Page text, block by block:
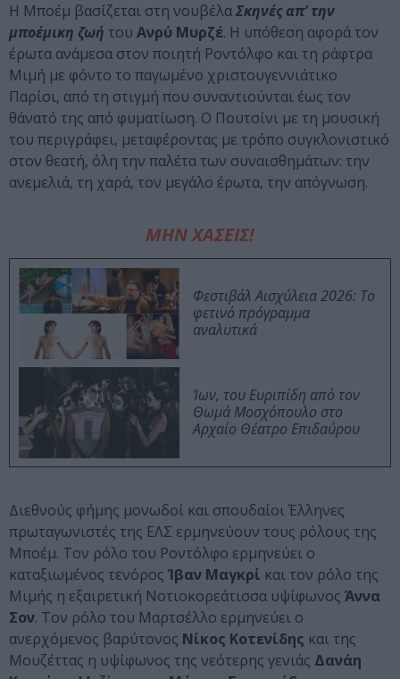
Η Μποέμ βασίζεται στη νουβέλαΣκηνές απ’ την
μποέμικη ζωή του Ανρύ Μυρζέ. Η υπόθεση αφορά τον
έρωτα ανάμεσα στον ποιητή Ροντόλφο και τη ράφτρα
Μιμή με φόντο το παγωμένο χριστουγεννιάτικο
Παρίσι, από τη στιγμή που συναντιούνται έως τον
θάνατό της από φυματίωση. Ο Πουτσίνι με τη μουσική
του περιγράφει, μεταφέροντας με τρόπο συγκλονιστικό
στον θεατή, όλη την παλέτα των συναισθημάτων: την
ανεμελιά, τη χαρά, τον μεγάλο έρωτα, την απόγνωση.
ΜΗΝ ΧΑΣΕΙΣ!
Φεστιβάλ Αισχύλεια 2026: Το
φετινό πρόγραμμα
αναλυτικά
Ίων, του Ευριπίδη από τον
Θωμά Μοσχόπουλο στο
Αρχαίο Θέατρο Επιδαύρου
Διεθνούς φήμης μονωδοί και σπουδαίοι Έλληνες
πρωταγωνιστές της ΕΛΣ ερμηνεύουν τους ρόλους της
Μποέμ. Τον ρόλο του Ροντόλφο ερμηνεύει ο
καταξιωμένος τενόρος Ίβαν Μαγκρί και τον ρόλο της
Μιμής η εξαιρετική Νοτιοκορεάτισσα υψίφωνος Άννα
Σον. Τον ρόλο του Μαρτσέλλο ερμηνεύει ο
ανερχόμενος βαρύτονος Νίκος Κοτενίδης και της
Μουζέττας η υψίφωνος της νεότερης γενιάς Δανάη